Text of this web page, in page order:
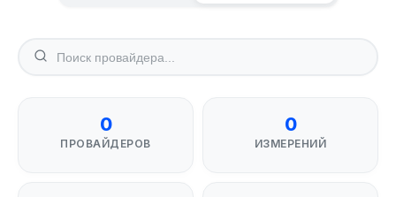
0
ПРОВАЙДЕРОВ
0
ИЗМЕРЕНИЙ